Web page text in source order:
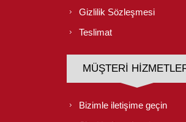
Gizlilik Sözleşmesi
Teslimat
MÜŞTERI
Bizimle iletişime geçin